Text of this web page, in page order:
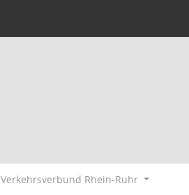
Verkehrsverbund Rhein-Ruhr